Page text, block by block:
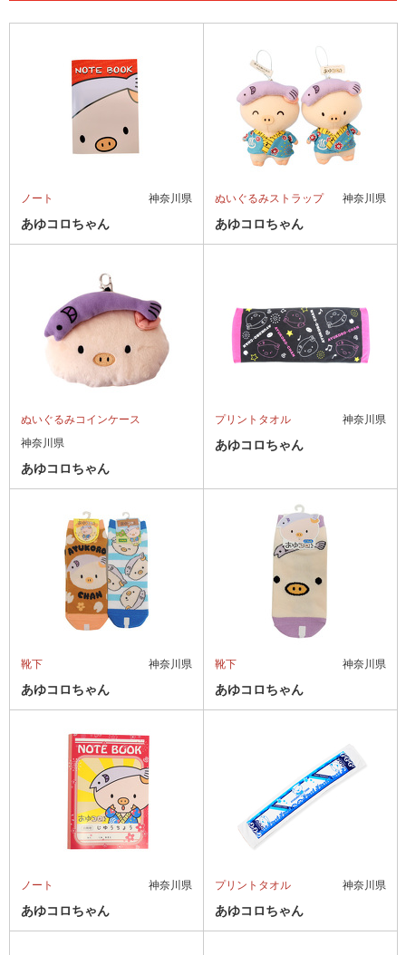
ノート 神奈川県
あゆコロちゃん
ぬいぐるみストラップ 神奈川県
あゆコロちゃん
ぬいぐるみコインケース
神奈川県
あゆコロちゃん
プリントタオル 神奈川県
あゆコロちゃん
靴下 神奈川県
あゆコロちゃん
靴下 神奈川県
あゆコロちゃん
ノート 神奈川県
あゆコロちゃん
プリントタオル 神奈川県
あゆコロちゃん